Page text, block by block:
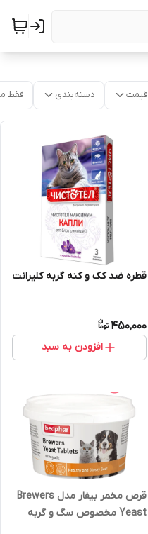
قیمت دسته‌بندی فقط
قطره ضد کک و کنه گربه کلیرانت
450,000
افزودن به سبد
قرص مخمر بیفار مدل Brewers
Yeast مخصوص سگ و گربه